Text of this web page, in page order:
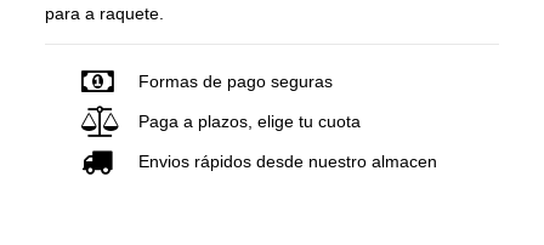
para a raquete.
Formas de pago seguras
Paga a plazos, elige tu cuota
Envios rápidos desde nuestro almacen